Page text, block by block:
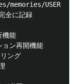
USER.md
全に記録
能
ン再開機能
ング